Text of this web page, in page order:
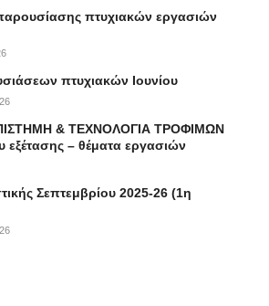
πτυχιακών εργασιών
πτυχιακών Ιουνίου
& ΤΕΧΝΟΛΟΓΙΑ ΤΡΟΦΙΜΩΝ
εξέτασης – θέματα εργασιών
Σεπτεμβρίου 2025-26 (1η